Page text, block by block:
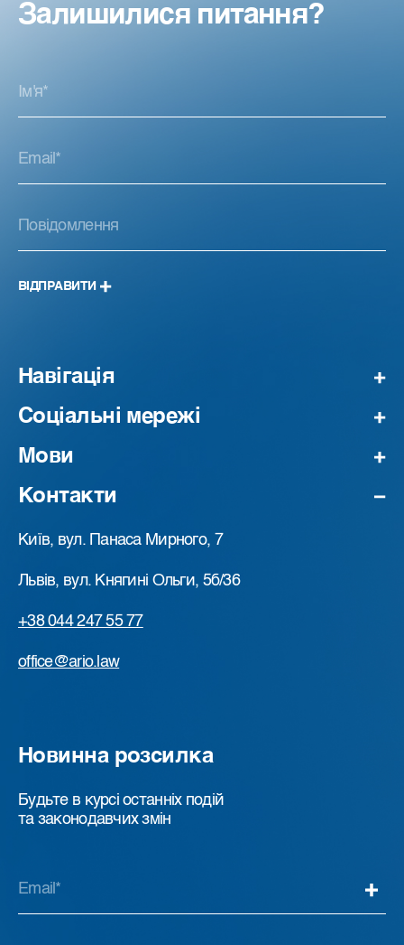
Залишилися питання?
ВІДПРАВИТИ
Навігація
Соціальні мережі
Мови
Контакти
Київ, вул. Панаса Мирного, 7
Львів, вул. Княгині Ольги, 5б/36
+38 044 247 55 77
office@ario.law
Новинна розсилка
Будьте в курсі останніх подій
та законодавчих змін